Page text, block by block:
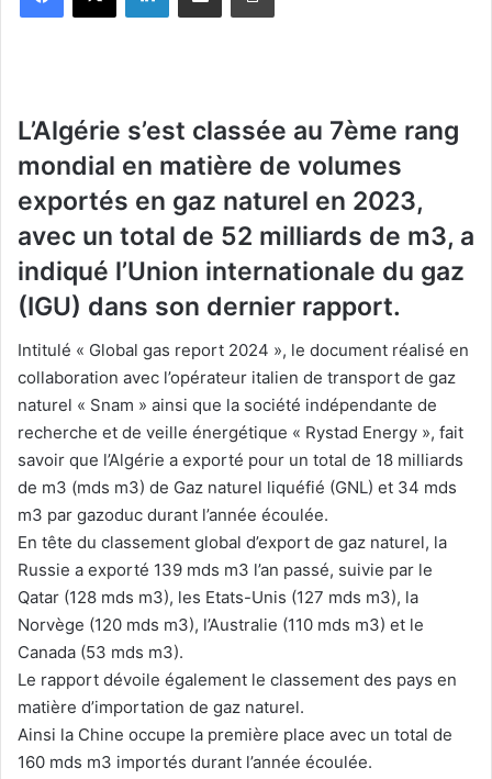
L’Algérie s’est classée au 7ème rang
mondial en matière de volumes
exportés en gaz naturel en 2023,
avec un total de 52 milliards de m3, a
indiqué l’Union internationale du gaz
(IGU) dans son dernier rapport.
Intitulé « Global gas report 2024 », le document réalisé en
collaboration avec l’opérateur italien de transport de gaz
naturel « Snam » ainsi que la société indépendante de
recherche et de veille énergétique « Rystad Energy », fait
savoir que l’Algérie a exporté pour un total de 18 milliards
de m3 (mds m3) de Gaz naturel liquéfié (GNL) et 34 mds
m3 par gazoduc durant l’année écoulée.
En tête du classement global d’export de gaz naturel, la
Russie a exporté 139 mds m3 l’an passé, suivie par le
Qatar (128 mds m3), les Etats-Unis (127 mds m3), la
Norvège (120 mds m3), l’Australie (110 mds m3) et le
Canada (53 mds m3).
Le rapport dévoile également le classement des pays en
matière d’importation de gaz naturel.
Ainsi la Chine occupe la première place avec un total de
160 mds m3 importés durant l’année écoulée.